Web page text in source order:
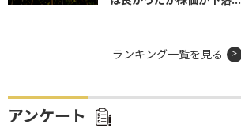
ランキング一覧を見る
アンケート